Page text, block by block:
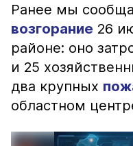
Ранее мы
возгорание 26
районе: оно
и 25
два крупных
областном